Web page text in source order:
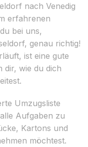
nach Venedig
erfahrenen
bei uns,
genau richtig!
ist eine gute
dir, wie du dich
Umzugsliste
Aufgaben zu
Kartons und
möchtest.